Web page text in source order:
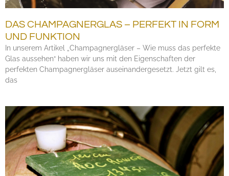
DAS CHAMPAGNERGLAS – PERFEKT IN FORM
UND FUNKTION
In unserem Artikel „Champagnergläser – Wie muss das perfekte
Glas aussehen“ haben wir uns mit den Eigenschaften der
perfekten Champagnergläser auseinandergesetzt. Jetzt gilt es,
das